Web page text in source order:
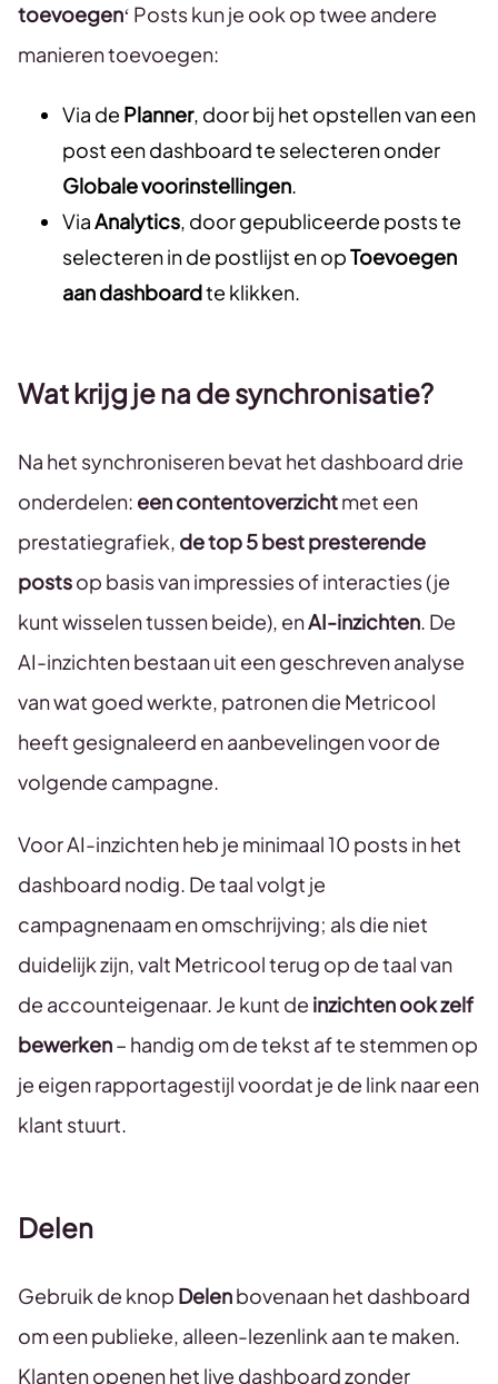
toevoegen‘ Posts kun je ook op twee andere
manieren toevoegen:
Via de Planner, door bij het opstellen van een
post een dashboard te selecteren onder
Globale voorinstellingen.
ViaAnalytics, door gepubliceerde posts te
selecteren in de postlijst en opToevoegen
aan dashboardte klikken.
Wat krijg je na de synchronisatie?
Na het synchroniseren bevat het dashboard drie
onderdelen: een contentoverzichtmet een
prestatiegrafiek, de top 5 best presterende
postsop basis van impressies of interacties (je
kunt wisselen tussen beide), enAI-inzichten. De
AI-inzichten bestaan uit een geschreven analyse
van wat goed werkte, patronen die Metricool
heeft gesignaleerd en aanbevelingen voor de
volgende campagne.
Voor AI-inzichten heb je minimaal 10 posts in het
dashboard nodig. De taal volgt je
campagnenaam en omschrijving; als die niet
duidelijk zijn, valt Metricool terug op de taal van
de accounteigenaar. Je kunt de inzichten ook zelf
bewerken– handig om de tekst af te stemmen op
je eigen rapportagestijl voordat je de link naar een
klant stuurt.
Delen
Gebruik de knop Delenbovenaan het dashboard
om een publieke, alleen-lezenlink aan te maken.
Klanten openen het live dashboard zonder